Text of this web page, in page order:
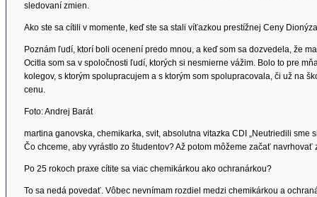
sledovaní zmien.
Ako ste sa cítili v momente, keď ste sa stali víťazkou prestížnej Ceny
Poznám ľudí, ktorí boli ocenení predo mnou, a keď som sa dozvedela, že
Ocitla som sa v spoločnosti ľudí, ktorých si nesmierne vážim. Bolo to pre
kolegov, s ktorým spolupracujem a s ktorým som spolupracovala, či už na
cenu.
Foto: Andrej Barát
martina ganovska, chemikarka, svit, absolutna vitazka CDI „Neutriedili
Čo chceme, aby vyrástlo zo študentov? Až potom môžeme začať navrhovať
Po 25 rokoch praxe cítite sa viac chemikárkou ako ochranárkou?
To sa nedá povedať. Vôbec nevnímam rozdiel medzi chemikárkou a